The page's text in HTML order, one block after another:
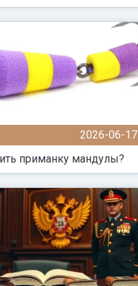
2026-06-17
приманку мандулы?